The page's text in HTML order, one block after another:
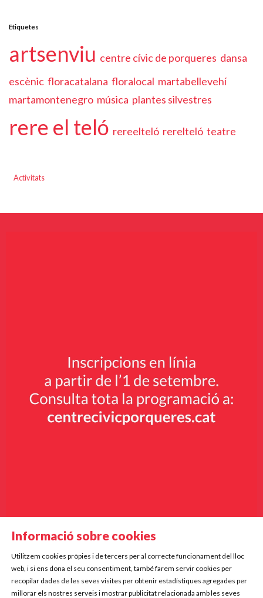
Etiquetes
artsenviu centre cívic de porqueres dansa
escènic floracatalana floralocal martabellevehí
martamontenegro música plantes silvestres
rere el teló rereelteló rerelteló teatre
Activitats
Diapositiva 2 de 9
Mercè Rodoreda, 5
17834 Porqueres
Informació sobre cookies
Utilitzem cookies pròpies i de tercers per al correcte funcionament del lloc
web, i si ens dona el seu consentiment, també farem servir cookies per
recopilar dades de les seves visites per obtenir estadístiques agregades per
millorar els nostres serveis i mostrar publicitat relacionada amb les seves